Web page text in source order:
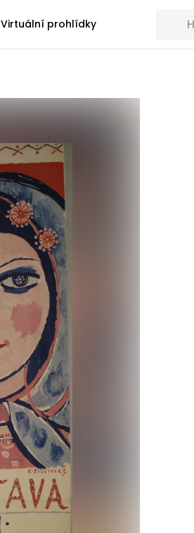
Virtuální prohlídky